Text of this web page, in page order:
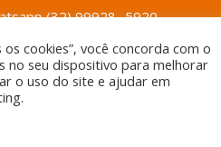
(32) 99928- 5920
BYVERTICIS
cookies”, você concorda com o
no seu dispositivo para melhorar
o uso do site e ajudar em